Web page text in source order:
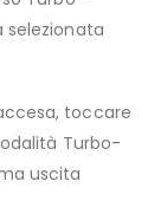
selezionata
toccare
Turbo-
uscita